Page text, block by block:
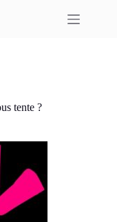
tente ?